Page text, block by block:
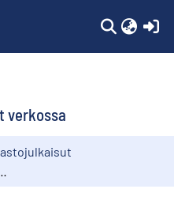
verkossa